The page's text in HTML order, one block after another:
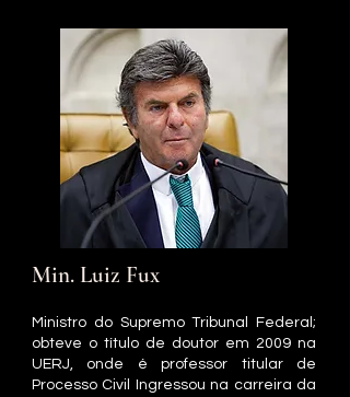
Min. Luiz Fux
Ministro do Supremo Tribunal Federal;
obteve o título de doutor em 2009 na
UERJ, onde é professor titular de
Processo Civil Ingressou na carreira da